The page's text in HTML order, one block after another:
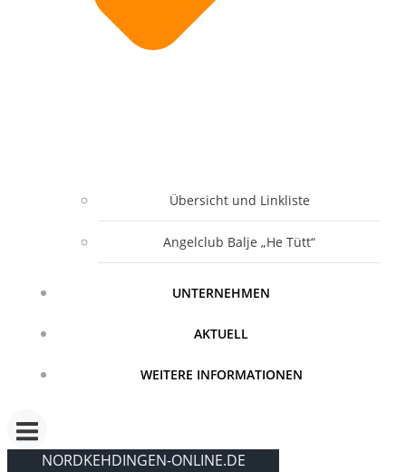
Übersicht und Linkliste
Angelclub Balje „He Tütt“
UNTERNEHMEN
AKTUELL
WEITERE INFORMATIONEN
NORDKEHDINGEN-ONLINE.DE